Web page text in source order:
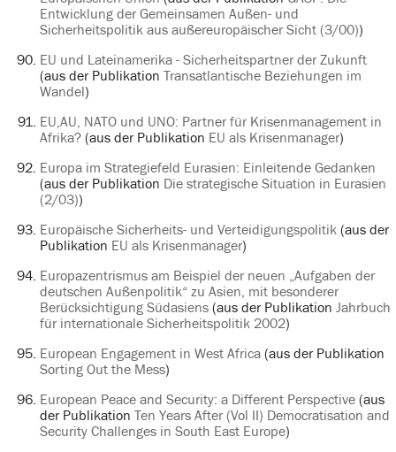
Entwicklung der Gemeinsamen Außen- und
Sicherheitspolitik aus außereuropäischer Sicht (3/00))
EU und Lateinamerika - Sicherheitspartner der Zukunft
(aus der Publikation Transatlantische Beziehungen im
Wandel)
EU,AU, NATO und UNO: Partner für Krisenmanagement in
Afrika?(aus der Publikation EU als Krisenmanager)
Europa im Strategiefeld Eurasien: Einleitende Gedanken
(aus der Publikation Die strategische Situation in Eurasien
(2/03))
Europäische Sicherheits- und Verteidigungspolitik (aus der
Publikation EU als Krisenmanager)
Europazentrismus am Beispiel der neuen „Aufgaben der
deutschen Außenpolitik“ zu Asien, mit besonderer
Berücksichtigung Südasiens(aus der Publikation Jahrbuch
für internationale Sicherheitspolitik 2002)
European Engagement in West Africa(aus der Publikation
Sorting Out the Mess)
European Peace and Security: a Different Perspective(aus
der Publikation Ten Years After (Vol II) Democratisation and
Security Challenges in South East Europe)